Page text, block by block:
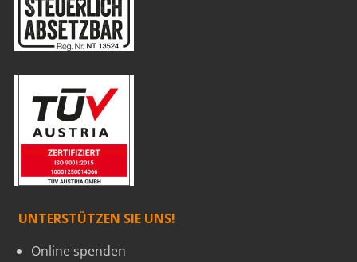
UNTERSTÜTZEN SIE UNS!
Online spenden